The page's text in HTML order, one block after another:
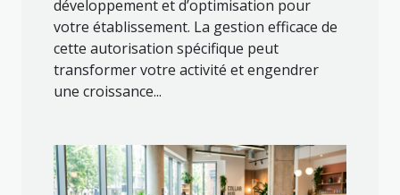
développement et d’optimisation pour
votre établissement. La gestion efficace de
cette autorisation spécifique peut
transformer votre activité et engendrer
une croissance...